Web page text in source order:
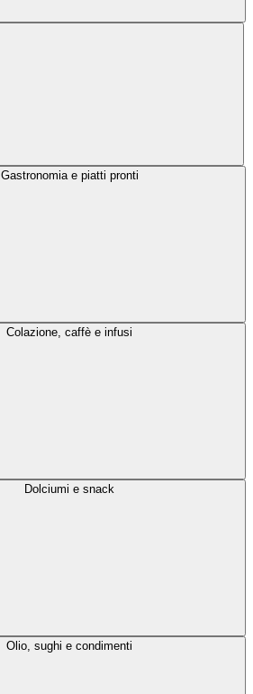
Gastronomia e piatti pronti
Colazione, caffè e infusi
Dolciumi e snack
Olio, sughi e condimenti